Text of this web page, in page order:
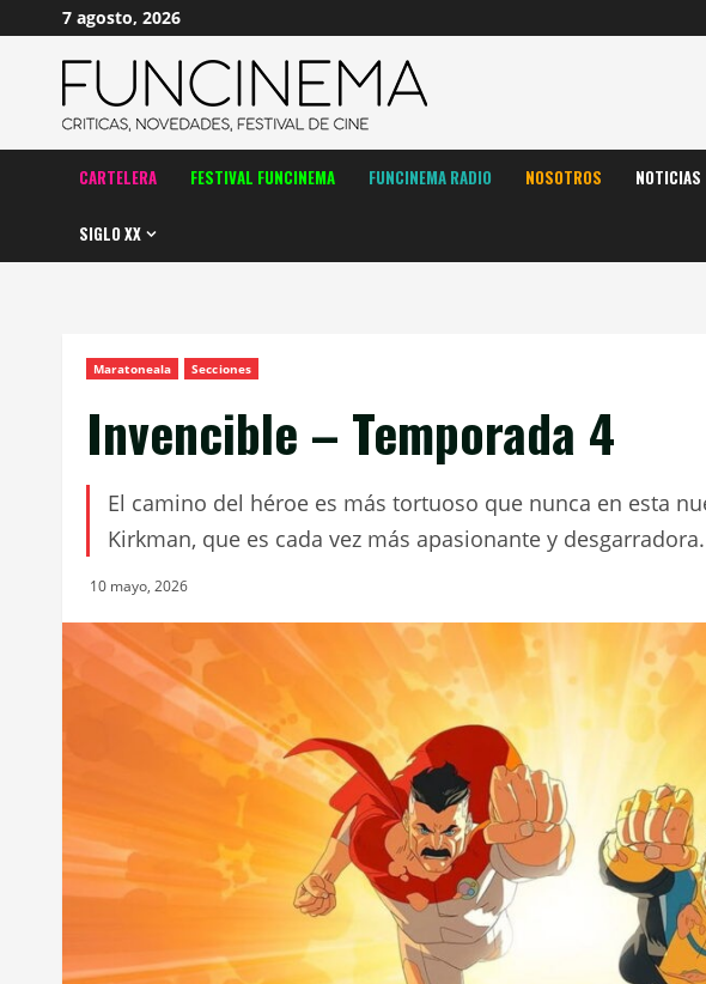
contenido
7 agosto, 2026
CARTELERA FESTIVAL FUNCINEMA FUNCINEMA RADIO NOSOTROS NOTICIAS
SIGLO XX
Maratoneala Secciones
Invencible – Temporada 4
El camino del héroe es más tortuoso que nunca en esta
Kirkman, que es cada vez más apasionante y desgarradora.
10 mayo, 2026